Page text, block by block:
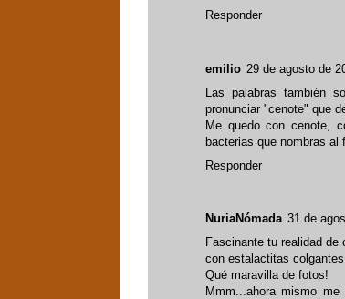
Responder
emilio 29 de agosto de
Las palabras también
pronunciar "cenote" que
Me quedo con cenote,
bacterias que nombras al
Responder
NuriaNómada 31 de
Fascinante tu realidad
con estalactitas colgantes.
Qué maravilla de fotos!
Mmm...ahora mismo